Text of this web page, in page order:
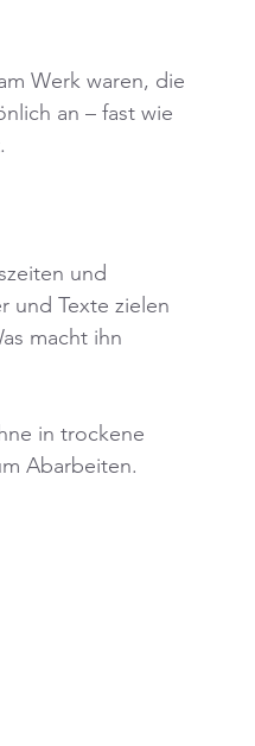
Werk waren, die
an – fast wie
und
und Texte zielen
macht ihn
in trockene
Abarbeiten.